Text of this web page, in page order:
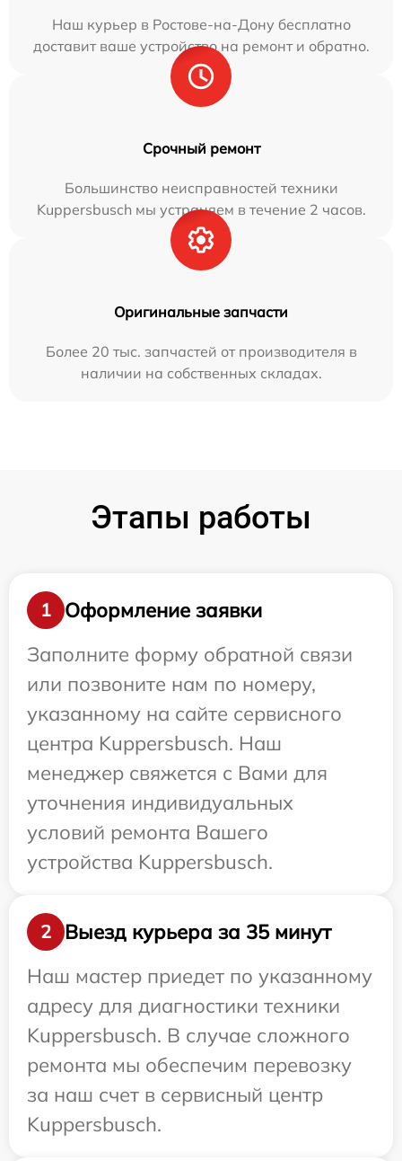
Наш курьер в Ростове-на-Дону бесплатно
доставит ваше устройство на ремонт и обратно.
Срочный ремонт
Большинство неисправностей техники
Kuppersbusch мы устраняем в течение 2 часов.
Оригинальные запчасти
Более 20 тыс. запчастей от производителя в
наличии на собственных складах.
Этапы работы
1
Оформление заявки
Заполните форму обратной связи
или позвоните нам по номеру,
указанному на сайте сервисного
центра Kuppersbusch. Наш
менеджер свяжется с Вами для
уточнения индивидуальных
условий ремонта Вашего
устройства Kuppersbusch.
2
Выезд курьера за 35 минут
Наш мастер приедет по указанному
адресу для диагностики техники
Kuppersbusch. В случае сложного
ремонта мы обеспечим перевозку
за наш счет в сервисный центр
Kuppersbusch.